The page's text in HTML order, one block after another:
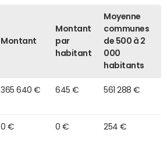
Montant
Montant
par
habitant
Moyenne
communes
de 500 à 2
000
habitants
365 640 € 645 € 561 288 €
0 € 0 € 254 €